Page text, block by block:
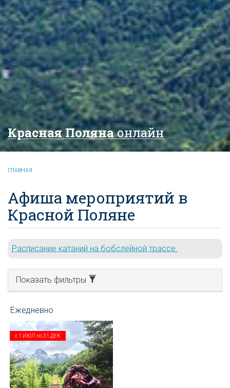
Красная Полянаонлайн
ГЛАВНАЯ
Афиша мероприятий в
Красной Поляне
Расписание катаний на бобслейной трассе.
Показать фильтры
с 1 ИЮЛ по31 ДЕК